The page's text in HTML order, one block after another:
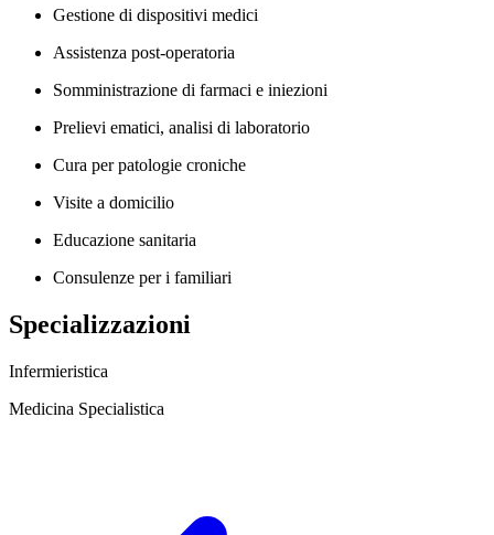
Gestione di dispositivi medici
Assistenza post-operatoria
Somministrazione di farmaci e iniezioni
Prelievi ematici, analisi di laboratorio
Cura per patologie croniche
Visite a domicilio
Educazione sanitaria
Consulenze per i familiari
Specializzazioni
Infermieristica
Medicina Specialistica